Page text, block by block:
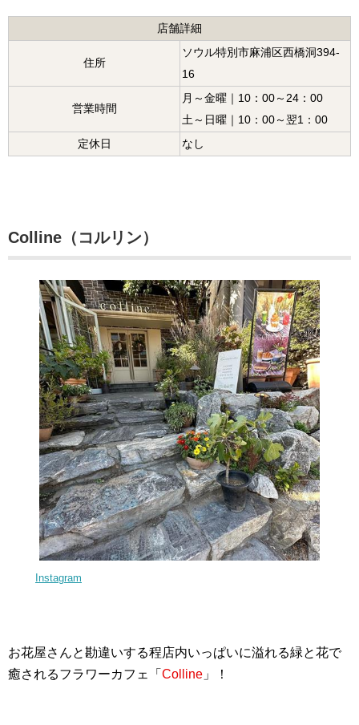
店舗詳細
住所
ソウル特別市麻浦区西橋洞394-
16
営業時間
月～金曜｜10：00～24：00
土～日曜｜10：00～翌1：00
定休日
なし
Colline（コルリン）
Instagram
お花屋さんと勘違いする程店内いっぱいに溢れる緑と花で
癒されるフラワーカフェ「 Colline 」！